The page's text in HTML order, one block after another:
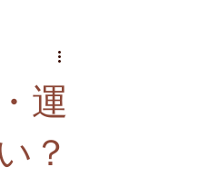
クシング
運
？